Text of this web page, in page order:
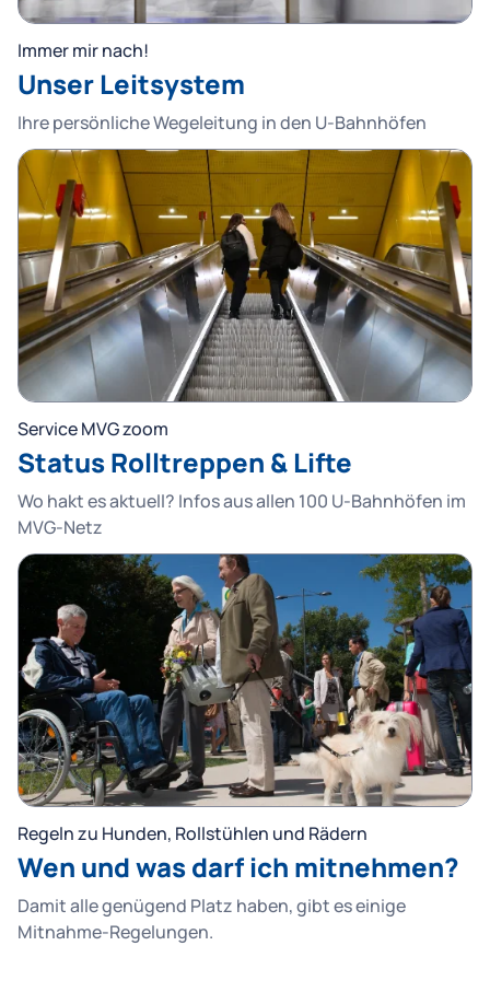
Immer mir nach!
Unser Leitsystem
Ihre persönliche Wegeleitung in den U-Bahnhöfen
Service MVG zoom
Status Rolltreppen & Lifte
Wo hakt es aktuell? Infos aus allen 100 U-Bahnhöfen im
MVG-Netz
Regeln zu Hunden, Rollstühlen und Rädern
Wen und was darf ich mitnehmen?
Damit alle genügend Platz haben, gibt es einige
Mitnahme-Regelungen.